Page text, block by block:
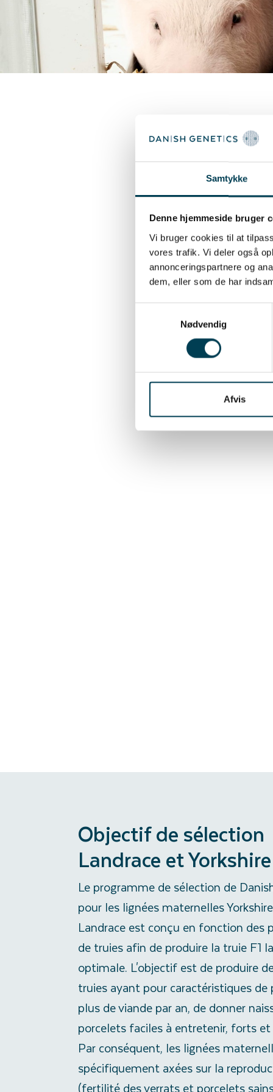
Samtykke
Denne hjemmeside bruger
Vi bruger cookies til at
vores trafik. Vi deler også
annonceringspartnere og
dem, eller som de har
Nødvendig
Afvis
Le programme
longue durée
sevrés grâce à
sevrage qui
de viande par
d'amélioration
charcutiers par
de viande
En savoir
Objectif de sélection
Landrace et Yorkshire
Le programme de sélection de
pour les lignées maternelles
Landrace est conçu en fonction des
de truies afin de produire la truie F1
optimale. L'objectif est de produire
truies ayant pour caractéristiques de
plus de viande par an, de donner
porcelets faciles à entretenir, forts
Par conséquent, les lignées
spécifiquement axées sur la
(fertilité des verrats et porcelets